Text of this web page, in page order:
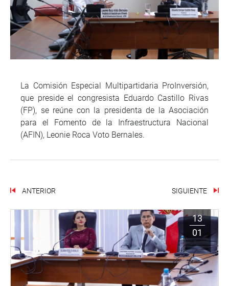
La Comisión Especial Multipartidaria ProInversión,
que preside el congresista Eduardo Castillo Rivas
(FP), se reúne con la presidenta de la Asociación
para el Fomento de la Infraestructura Nacional
(AFIN), Leonie Roca Voto Bernales.
ANTERIOR SIGUIENTE
13
01